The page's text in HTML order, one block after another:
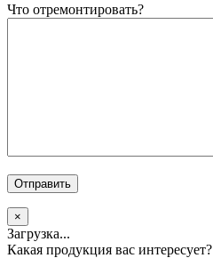
Что отремонтировать?
×
Загрузка...
Какая продукция вас интересует?